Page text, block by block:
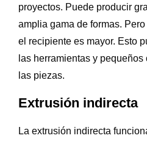
proyectos. Puede producir
amplia gama de formas.
el recipiente es mayor. Esto
las herramientas y
las piezas.
Extrusión indirecta
La extrusión indirecta